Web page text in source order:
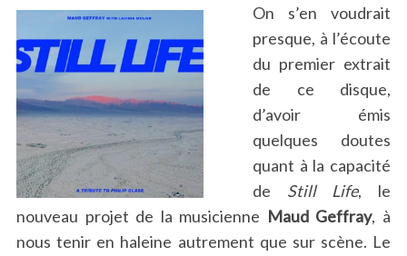
On s’en voudrait
presque, à l’écoute
du premier extrait
de ce disque,
d’avoir émis
quelques doutes
quant à la capacité
de Still Life, le
nouveau projet de la musicienne Maud Geffray, à
nous tenir en haleine autrement que sur scène. Le